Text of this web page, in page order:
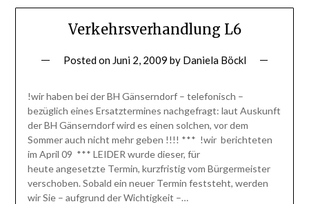
Verkehrsverhandlung L6
Posted on Juni 2, 2009 by Daniela Böckl
!wir haben bei der BH Gänserndorf – telefonisch –
bezüglich eines Ersatztermines nachgefragt: laut Auskunft
der BH Gänserndorf wird es einen solchen, vor dem
Sommer auch nicht mehr geben !!!! *** !wir berichteten
im April 09 *** LEIDER wurde dieser, für
heute angesetzte Termin, kurzfristig vom Bürgermeister
verschoben. Sobald ein neuer Termin feststeht, werden
wir Sie – aufgrund der Wichtigkeit –…